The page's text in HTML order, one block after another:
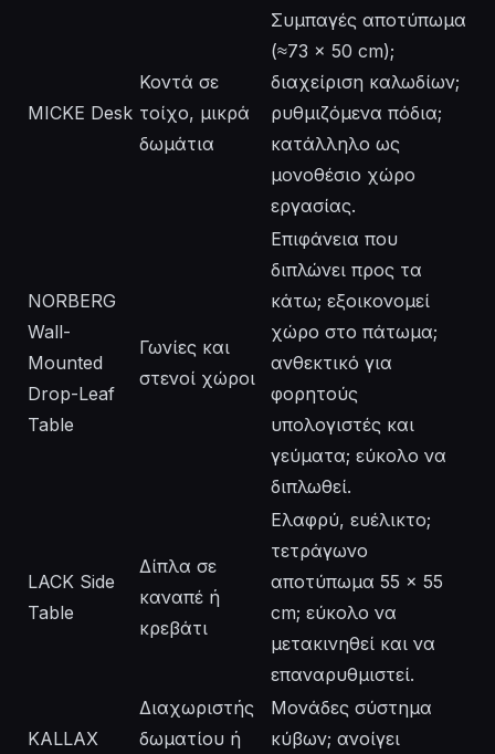
MICKE Desk
Κοντά σε
τοίχο, μικρά
δωμάτια
Συμπαγές αποτύπωμα
(≈73 × 50 cm);
διαχείριση καλωδίων;
ρυθμιζόμενα πόδια;
κατάλληλο ως
μονοθέσιο χώρο
εργασίας.
NORBERG
Wall-
Mounted
Drop-Leaf
Table
Γωνίες και
στενοί χώροι
Επιφάνεια που
διπλώνει προς τα
κάτω; εξοικονομεί
χώρο στο πάτωμα;
ανθεκτικό για
φορητούς
υπολογιστές και
γεύματα; εύκολο να
διπλωθεί.
LACK Side
Table
Δίπλα σε
καναπέ ή
κρεβάτι
Ελαφρύ, ευέλικτο;
τετράγωνο
αποτύπωμα 55 × 55
cm; εύκολο να
μετακινηθεί και να
επαναρυθμιστεί.
KALLAX
Διαχωριστής
δωματίου ή
Μονάδες σύστημα
κύβων; ανοίγει